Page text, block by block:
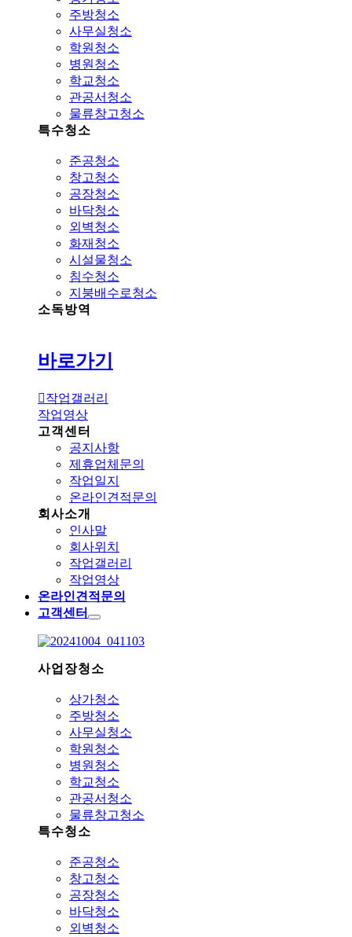
주방청소
사무실청소
학원청소
병원청소
학교청소
관공서청소
물류창고청소
특수청소
준공청소
창고청소
공장청소
바닥청소
외벽청소
화재청소
시설물청소
침수청소
지붕배수로청소
소독방역
바로가기
작업갤러리
작업영상
고객센터
공지사항
제휴업체문의
작업일지
온라인견적문의
회사소개
인사말
회사위치
작업갤러리
작업영상
온라인견적문의
고객센터
사업장청소
상가청소
주방청소
사무실청소
학원청소
병원청소
학교청소
관공서청소
물류창고청소
특수청소
준공청소
창고청소
공장청소
바닥청소
외벽청소